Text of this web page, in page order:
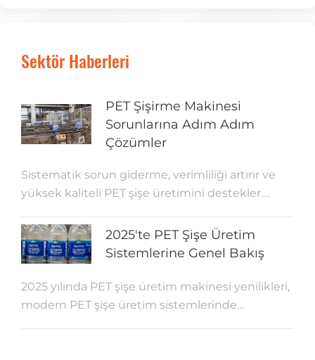
Sektör Haberleri
PET Şişirme Makinesi
Sorunlarına Adım Adım
Çözümler
Sistematik sorun giderme, verimliliği artırır ve
yüksek kaliteli PET şişe üretimini destekler.
sürelerini azaltır ve üretimin yolunda gitmesini
sağlar. Bakım kontrolleri, operatörlerin arızaları
erken tespit etmelerine ve verimliliği
korumalarına yardımcı olur.
2025'te PET Şişe Üretim
Sistemlerine Genel Bakış
2025 yılında PET şişe üretim makinesi yenilikleri,
modern PET şişe üretim sistemlerinde